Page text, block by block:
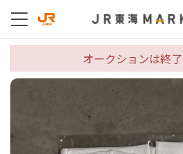
オークションは終